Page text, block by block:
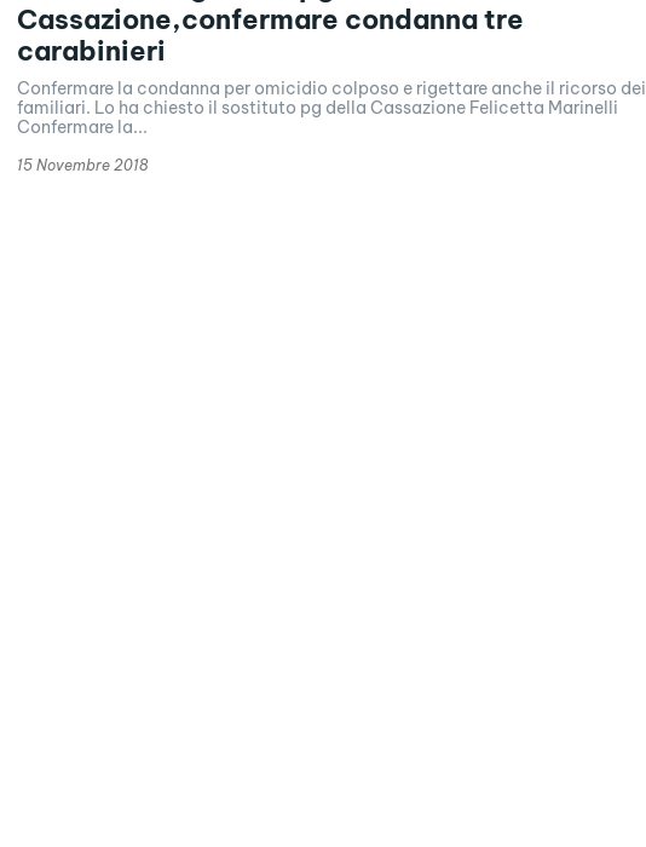
Cassazione,confermare condanna tre
carabinieri
Confermare la condanna per omicidio colposo e rigettare anche il ricorso dei
familiari. Lo ha chiesto il sostituto pg della Cassazione Felicetta Marinelli
Confermare la...
15 Novembre 2018